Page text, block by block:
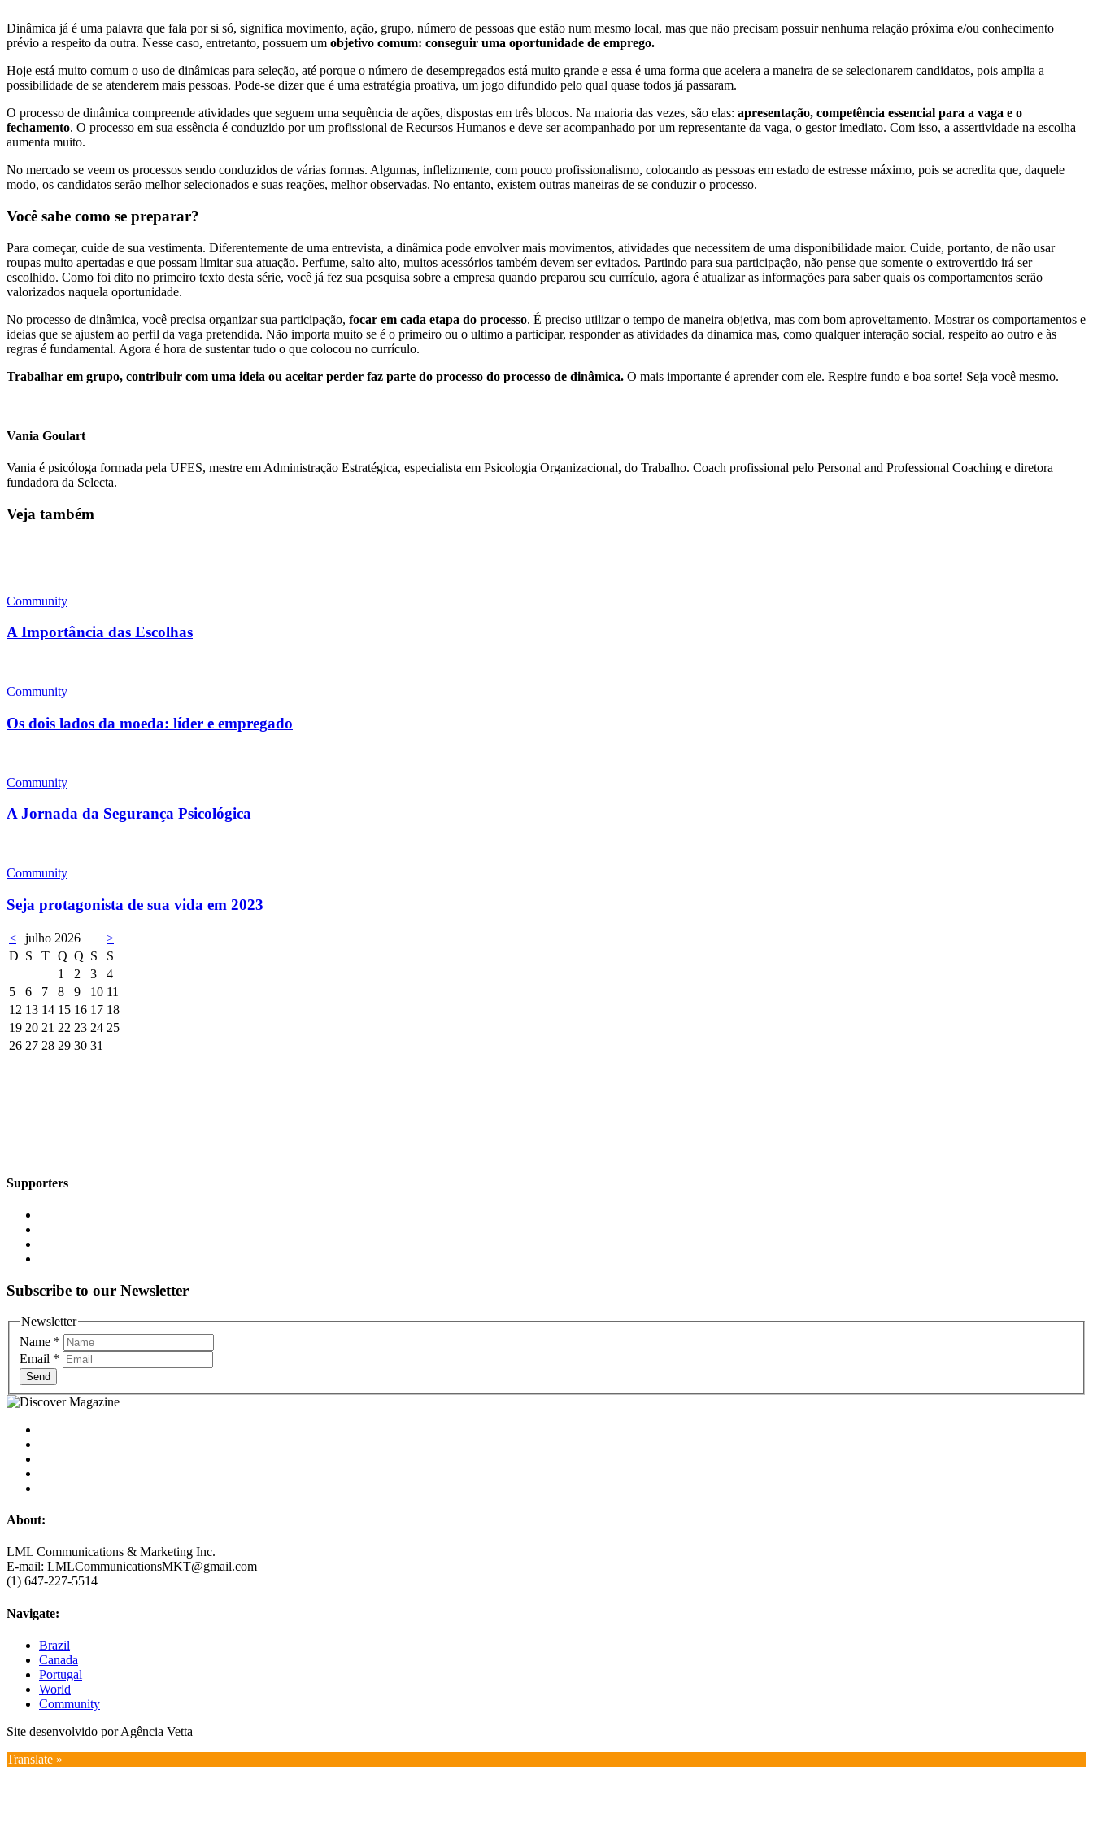
Dinâmica já é uma palavra que fala por si só, significa movimento, ação, grupo, número de pessoas que estão num mesmo local, mas que não precisam possuir nenhuma relação próxima e/ou conhecimento
prévio a respeito da outra. Nesse caso, entretanto, possuem um objetivo comum: conseguir uma oportunidade de emprego.
Hoje está muito comum o uso de dinâmicas para seleção, até porque o número de desempregados está muito grande e essa é uma forma que acelera a maneira de se selecionarem candidatos, pois amplia a
possibilidade de se atenderem mais pessoas. Pode-se dizer que é uma estratégia proativa, um jogo difundido pelo qual quase todos já passaram.
O processo de dinâmica compreende atividades que seguem uma sequência de ações, dispostas em três blocos. Na maioria das vezes, são elas: apresentação, competência essencial para a vaga e o
fechamento. O processo em sua essência é conduzido por um profissional de Recursos Humanos e deve ser acompanhado por um representante da vaga, o gestor imediato. Com isso, a assertividade na escolha
aumenta muito.
No mercado se veem os processos sendo conduzidos de várias formas. Algumas, inflelizmente, com pouco profissionalismo, colocando as pessoas em estado de estresse máximo, pois se acredita que, daquele
modo, os candidatos serão melhor selecionados e suas reações, melhor observadas. No entanto, existem outras maneiras de se conduzir o processo.
Você sabe como se preparar?
Para começar, cuide de sua vestimenta. Diferentemente de uma entrevista, a dinâmica pode envolver mais movimentos, atividades que necessitem de uma disponibilidade maior. Cuide, portanto, de não usar
roupas muito apertadas e que possam limitar sua atuação. Perfume, salto alto, muitos acessórios também devem ser evitados. Partindo para sua participação, não pense que somente o extrovertido irá ser
escolhido. Como foi dito no primeiro texto desta série, você já fez sua pesquisa sobre a empresa quando preparou seu currículo, agora é atualizar as informações para saber quais os comportamentos serão
valorizados naquela oportunidade.
No processo de dinâmica, você precisa organizar sua participação, focar em cada etapa do processo. É preciso utilizar o tempo de maneira objetiva, mas com bom aproveitamento. Mostrar os comportamentos e
ideias que se ajustem ao perfil da vaga pretendida. Não importa muito se é o primeiro ou o ultimo a participar, responder as atividades da dinamica mas, como qualquer interação social, respeito ao outro e às
regras é fundamental. Agora é hora de sustentar tudo o que colocou no currículo.
Trabalhar em grupo, contribuir com uma ideia ou aceitar perder faz parte do processo do processo de dinâmica. O mais importante é aprender com ele. Respire fundo e boa sorte! Seja você mesmo.
Vania Goulart
Vania é psicóloga formada pela UFES, mestre em Administração Estratégica, especialista em Psicologia Organizacional, do Trabalho. Coach profissional pelo Personal and Professional Coaching e diretora
fundadora da Selecta.
Veja também
Community
A Importância das Escolhas
Community
Os dois lados da moeda: líder e empregado
Community
A Jornada da Segurança Psicológica
Community
Seja protagonista de sua vida em 2023
< julho 2026
>
D S T Q Q S
S
1
2 3
4
5
6 7 8 9 10 11
12 13 14 15 16 17 18
19 20 21 22 23 24 25
26 27 28 29 30 31
Supporters
Subscribe to our Newsletter
Newsletter
Name *
Email *
Send
About:
LML Communications & Marketing Inc.
E-mail: LMLCommunicationsMKT@gmail.com
(1) 647-227-5514
Navigate:
Brazil
Canada
Portugal
World
Community
Site desenvolvido por Agência Vetta
Translate »